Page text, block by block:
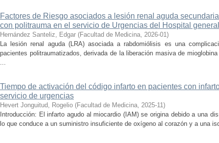
Factores de Riesgo asociados a lesión renal aguda
con politrauma en el servicio de Urgencias del Hospital
Hernández Santeliz, Edgar (Facultad de Medicina, 2026-01)
La lesión renal aguda (LRA) asociada a rabdomiólisis es una
pacientes politraumatizados, derivada de la liberación masiva de
...
Tiempo de activación del código infarto en pacientes con
servicio de urgencias
Hevert Jonguitud, Rogelio (Facultad de Medicina, 2025-11)
Introducción: El infarto agudo al miocardio (IAM) se origina debido a una
lo que conduce a un suministro insuficiente de oxígeno al corazón y a una